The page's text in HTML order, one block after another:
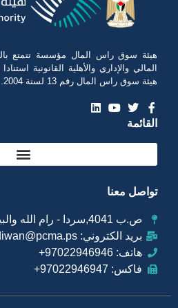
هيئة سوق راس المال مؤسسة تتمتع
هيئة سوق راس المال رقم 13 لسنة 2004.
القائمة
تواصل معنا
ص.ب 4041,سردا - رام الله والبيرة – فلسطين
بريد الكتروني: diwan@pcma.ps
هاتف: 97022946946+
فاكس: 97022946947+